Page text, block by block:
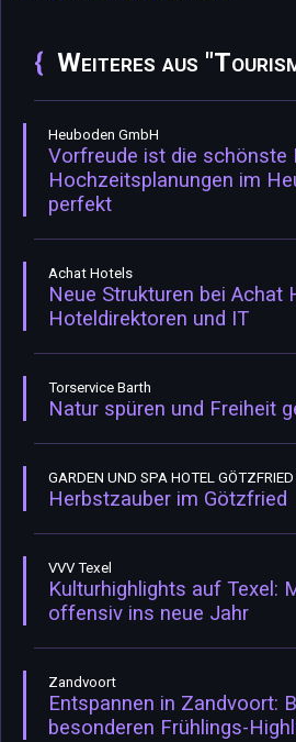
Weiteres aus
Heuboden GmbH
Vorfreude ist die schönste
Hochzeitsplanungen im
perfekt
Achat Hotels
Neue Strukturen bei Achat
Hoteldirektoren und IT
Torservice Barth
Natur spüren und Freiheit
GARDEN UND SPA HOTEL GÖTZFRIED
Herbstzauber im Götzfried
VVV Texel
Kulturhighlights auf Texel:
offensiv ins neue Jahr
Zandvoort
Entspannen in Zandvoort:
besonderen Frühlings-